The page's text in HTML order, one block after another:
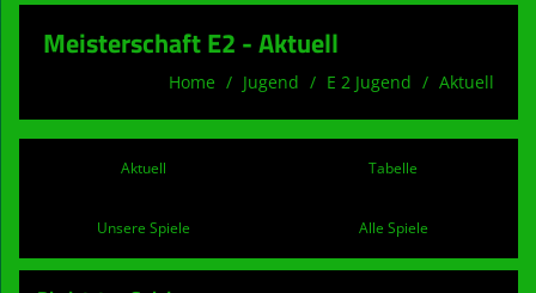
Home
Sponsoren
Meisterschaft E2 - Aktuell
Home Jugend E 2 Jugend Aktuell
Aktuell Tabelle
Unsere Spiele Alle Spiele